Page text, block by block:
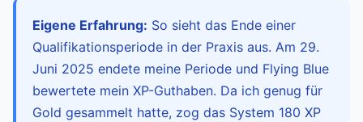
Eigene Erfahrung: So sieht das Ende einer
Qualifikationsperiode in der Praxis aus. Am 29.
Juni 2025 endete meine Periode und Flying Blue
bewertete mein XP-Guthaben. Da ich genug für
Gold gesammelt hatte, zog das System 180 XP